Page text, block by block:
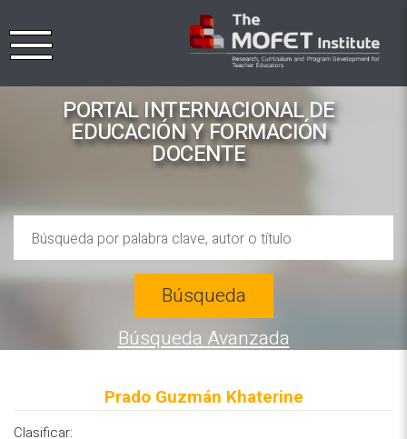
PORTAL INTERNACIONAL DE
EDUCACIÓN Y FORMACIÓN
DOCENTE
Búsqueda
Búsqueda Avanzada
Prado Guzmán Khaterine
Clasificar: